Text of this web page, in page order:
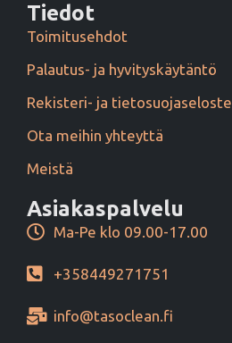
Tiedot
Toimitusehdot
Palautus- ja hyvityskäytäntö
Rekisteri- ja tietosuojaseloste
Ota meihin yhteyttä
Meistä
Asiakaspalvelu
Ma-Pe klo 09.00-17.00
+358449271751
info@tasoclean.fi